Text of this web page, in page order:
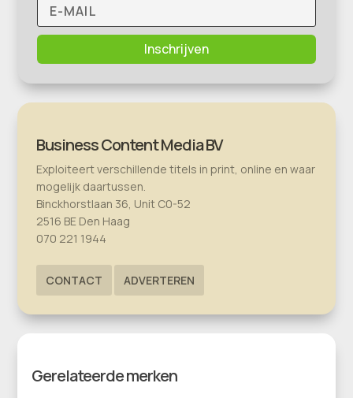
Inschrijven
Business Content Media BV
Exploiteert verschillende titels in print, online en waar
mogelijk daartussen.
Binckhorstlaan 36, Unit C0-52
2516 BE Den Haag
070 221 1944
CONTACT ADVERTEREN
Gerelateerde merken